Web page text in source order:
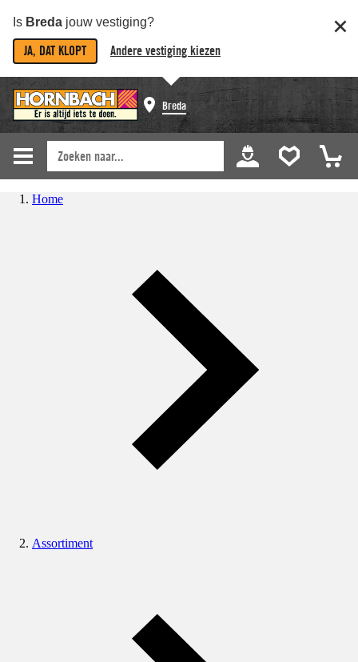
Is Breda jouw vestiging?
JA, DAT KLOPT Andere vestiging kiezen
Breda
Home
Assortiment